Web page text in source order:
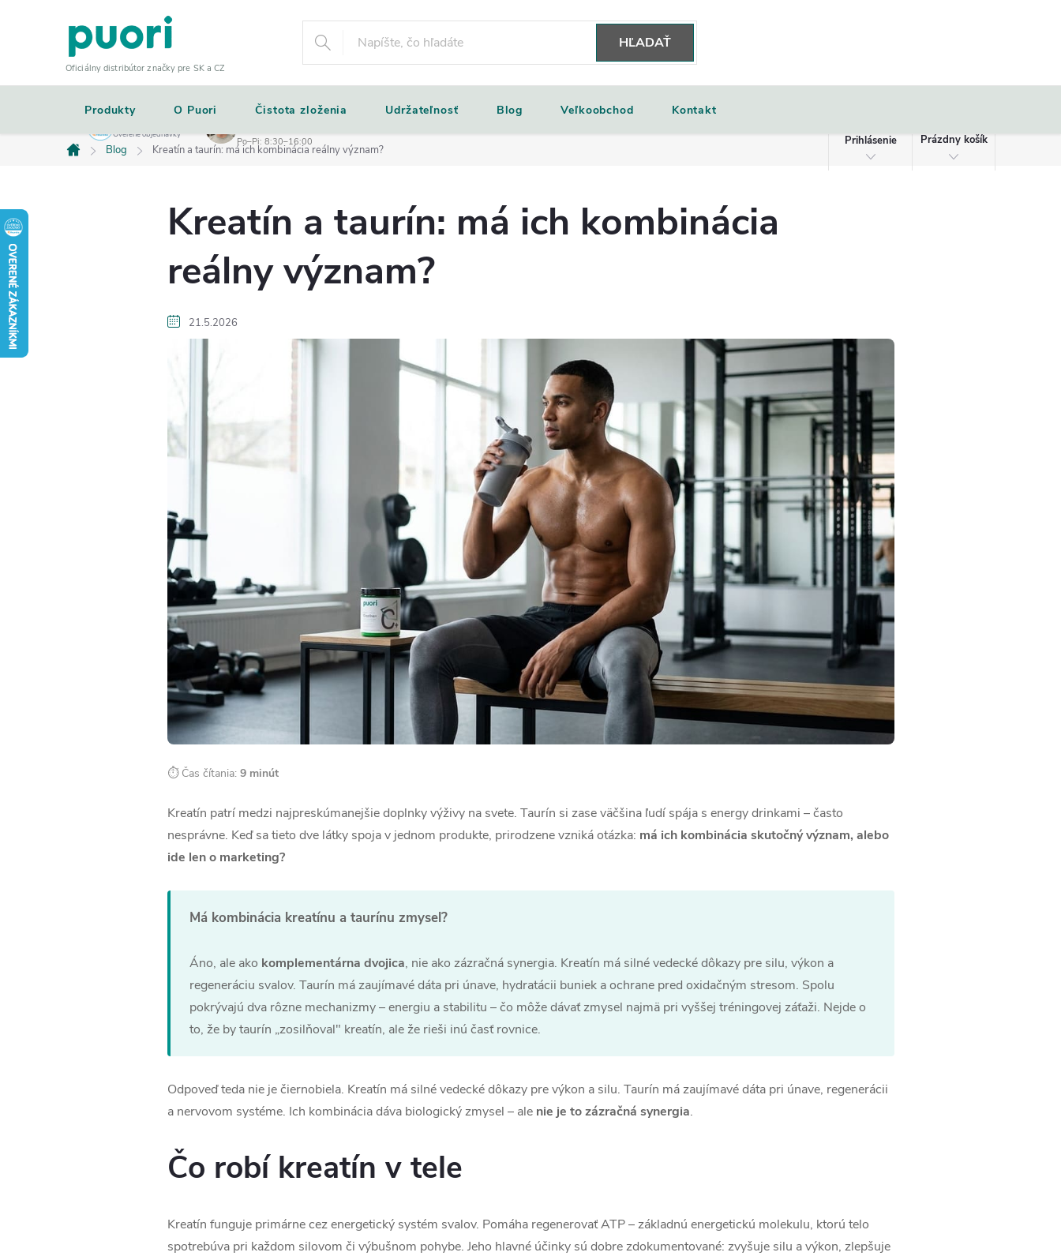
Oficiálny distribútor značky pre SK a CZ
HĽADAŤ
Overené objednávky
+421 907 974 012
Po–Pi: 8:30–16:00
Prihlásenie
Prázdny košík
Produkty O Puori Čistota zloženia Udržateľnosť Blog Veľkoobchod Kontakt
Domov
Blog Kreatín a taurín: má ich kombinácia reálny význam?
Kreatín a taurín: má ich kombinácia
reálny význam?
21.5.2026
⏱ Čas čítania: 9 minút
Kreatín patrí medzi najpreskúmanejšie doplnky výživy na svete. Taurín si zase väčšina ľudí spája s energy drinkami – často
nesprávne. Keď sa tieto dve látky spoja v jednom produkte, prirodzene vzniká otázka: má ich kombinácia skutočný význam, alebo
ide len o marketing?
Má kombinácia kreatínu a taurínu zmysel?
Áno, ale ako komplementárna dvojica, nie ako zázračná synergia. Kreatín má silné vedecké dôkazy pre silu, výkon a
regeneráciu svalov. Taurín má zaujímavé dáta pri únave, hydratácii buniek a ochrane pred oxidačným stresom. Spolu
pokrývajú dva rôzne mechanizmy – energiu a stabilitu – čo môže dávať zmysel najmä pri vyššej tréningovej záťaži. Nejde o
to, že by taurín „zosilňoval" kreatín, ale že rieši inú časť rovnice.
Odpoveď teda nie je čiernobiela. Kreatín má silné vedecké dôkazy pre výkon a silu. Taurín má zaujímavé dáta pri únave, regenerácii
a nervovom systéme. Ich kombinácia dáva biologický zmysel – ale nie je to zázračná synergia.
Čo robí kreatín v tele
Kreatín funguje primárne cez energetický systém svalov. Pomáha regenerovať ATP – základnú energetickú molekulu, ktorú telo
spotrebúva pri každom silovom či výbušnom pohybe. Jeho hlavné účinky sú dobre zdokumentované: zvyšuje silu a výkon, zlepšuje